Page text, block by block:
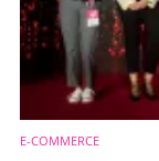
E-COMMERCE